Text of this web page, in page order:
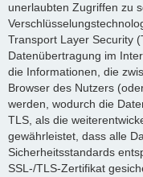
unerlaubten Zugriffen zu
Transport Layer Security
Datenübertragung im
die Informationen, die
Browser des Nutzers
werden, wodurch die
TLS, als die
gewährleistet, dass alle
Sicherheitsstandards
SSL-/TLS-Zertifikat